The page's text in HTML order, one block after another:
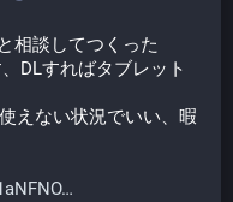
相談してつくった
DLすればタブレット
えない状況でいい、暇